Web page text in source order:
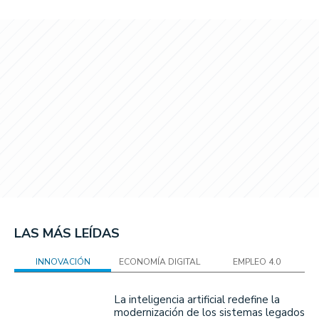
LAS MÁS LEÍDAS
INNOVACIÓN ECONOMÍA DIGITAL EMPLEO 4.0
La inteligencia artificial redefine la
modernización de los sistemas legados